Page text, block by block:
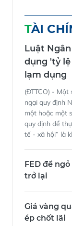
TÀI
Luật
dụng 'tỷ
lạm dụng
(ĐTTCO) - Một
ngại quy định
một hoặc một
quy định để
tế - xã hội” là
FED để
trở lại
Giá vàng
ép chốt lãi